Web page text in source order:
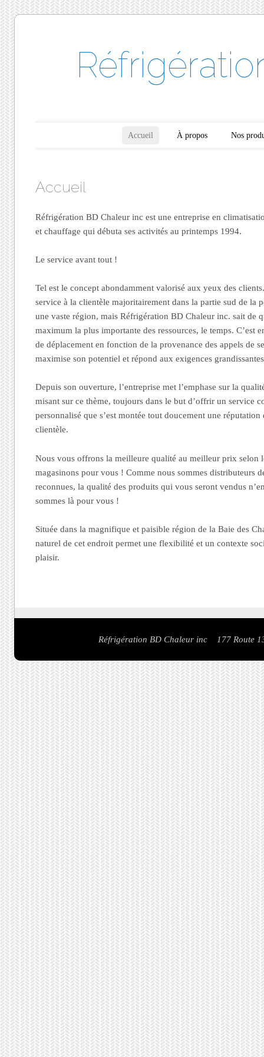
Menu principalAccueil À propos Nos
Accueil
Réfrigération BD Chaleur inc est une entreprise en
et chauffage qui débuta ses activités au printemps 1994.
Le service avant tout !
Tel est le concept abondamment valorisé aux yeux des
service à la clientèle majoritairement dans la partie sud de la
une vaste région, mais Réfrigération BD Chaleur inc. sait de
maximum la plus importante des ressources, le temps. C’est
de déplacement en fonction de la provenance des appels de
maximise son potentiel et répond aux exigences
Depuis son ouverture, l’entreprise met l’emphase sur la
misant sur ce thème, toujours dans le but d’offrir un service
personnalisé que s’est montée tout doucement une
clientèle.
Nous vous offrons la meilleure qualité au meilleur prix selon
magasinons pour vous ! Comme nous sommes distributeurs
reconnues, la qualité des produits qui vous seront vendus
sommes là pour vous !
Située dans la magnifique et paisible région de la Baie des
naturel de cet endroit permet une flexibilité et un contexte
plaisir.
Réfrigération BD Chaleur inc 177 Route